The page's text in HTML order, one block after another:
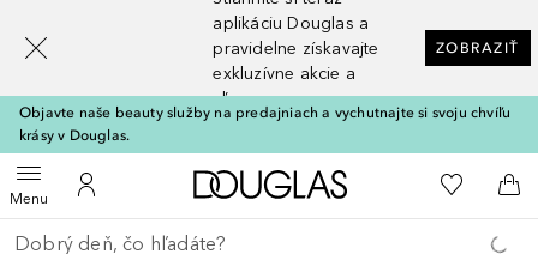
aplikáciu Douglas a
pravidelne získavajte
exkluzívne akcie a
zľavy
ZOBRAZIŤ
Objavte naše beauty služby na predajniach a vychutnajte si svoju chvíľu
krásy v Douglas.
MenuOtvoriť menuDo môjho účtu
Domov Do môjho
Do
Choď späť
Vykonajte vyhľadávanie
[navigation.slideout.screenreader]